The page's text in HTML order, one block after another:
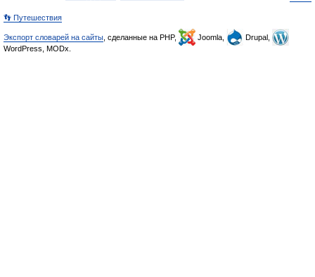
👣 Путешествия
Экспорт словарей на сайты , сделанные на PHP, Joomla,
Drupal,
WordPress, MODx.